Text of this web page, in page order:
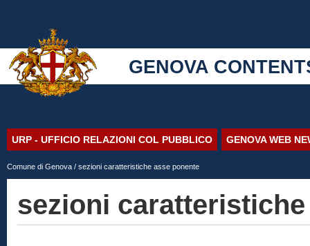
GENOVA
URP - UFFICIO RELAZIONI COL PUBBLICO GENOVA WEB
Comune di Genova / sezioni caratteristiche asse ponente
sezioni